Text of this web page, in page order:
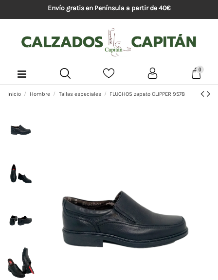
Envío gratis en Península a partir de 40€
0
Inicio Hombre Tallas especiales FLUCHOS zapato CLIPPER 9578